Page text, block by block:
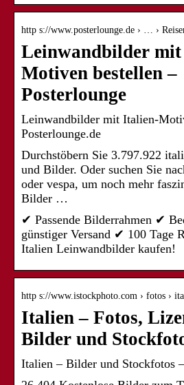
http s://www.posterlounge.de › … ›
Leinwandbilder
Motiven bestellen –
Posterlounge
Leinwandbilder mit Italien-
Posterlounge.de
Durchstöbern Sie 3.797.922
und Bilder. Oder suchen Sie
oder vespa, um noch mehr
Bilder …
✔ Passende Bilderrahmen ✔
günstiger Versand ✔ 100 Tage
Italien Leinwandbilder kaufen!
http s://www.istockphoto.com › fotos ›
Italien – Fotos,
Bilder und
Italien – Bilder und Stockfotos